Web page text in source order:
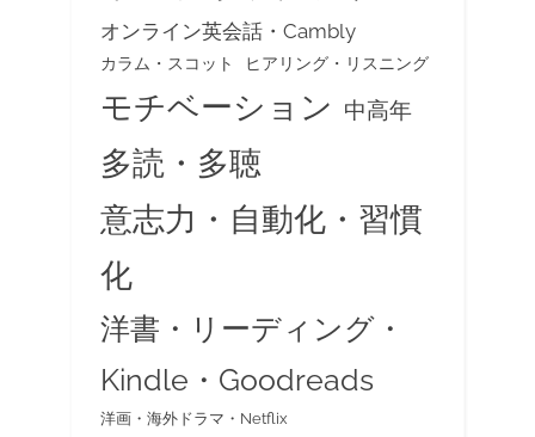
オンライン英会話・Cambly
カラム・スコット ヒアリング・リスニング
モチベーション 中高年
多読・多聴
意志力・自動化・習慣
化
洋書・リーディング・
Kindle・Goodreads
洋画・海外ドラマ・Netflix